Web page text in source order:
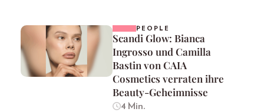
PEOPLE
Scandi Glow: Bianca
Ingrosso und Camilla
Bastin von CAIA
Cosmetics verraten ihre
Beauty-Geheimnisse
4 Min.